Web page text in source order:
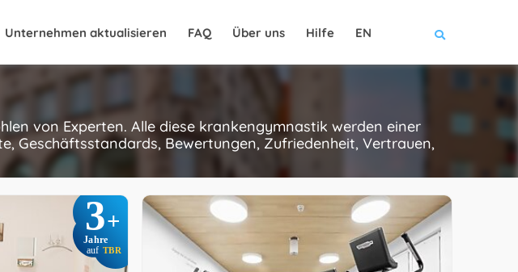
Unternehmen aktualisieren FAQ Über uns Hilfe EN
von Experten. Alle diese krankengymnastik werden einer
Geschäftsstandards, Bewertungen, Zufriedenheit, Vertrauen,
3+
Jahre
auf TBR